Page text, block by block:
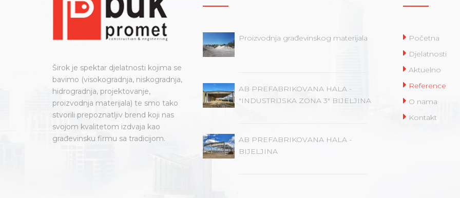
Širok je spektar djelatnosti kojima se
bavimo (visokogradnja, niskogradnja,
hidrogradnja, projektovanje,
proizvodnja materijala) te smo tako
stvorili prepoznatljiv brend koji nas
svojom kvalitetom izdvaja kao
građevinsku firmu sa tradicijom.
Proizvodnja građevinskog materijala
AB PREFABRIKOVANA HALA -
"INDUSTRIJSKA ZONA 3" BIJELJINA
AB PREFABRIKOVANA HALA -
BIJELJINA
Početna
Djelatnosti
Aktuelno
Reference
O nama
Kontakt